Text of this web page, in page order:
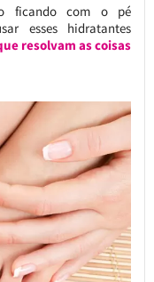
ficando com o pé
esses hidratantes
resolvam as coisas